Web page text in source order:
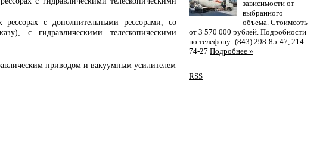
рессорах с дополнительными рессорами, со
с гидравлическими телескопическими
приводом и вакуумным усилителем
зависимости от
выбранного
объема. Стоимсоть
от 3 570 000 рублей. Подробности
по телефону: (843) 298-85-47, 214-
74-27 Подробнее »
RSS